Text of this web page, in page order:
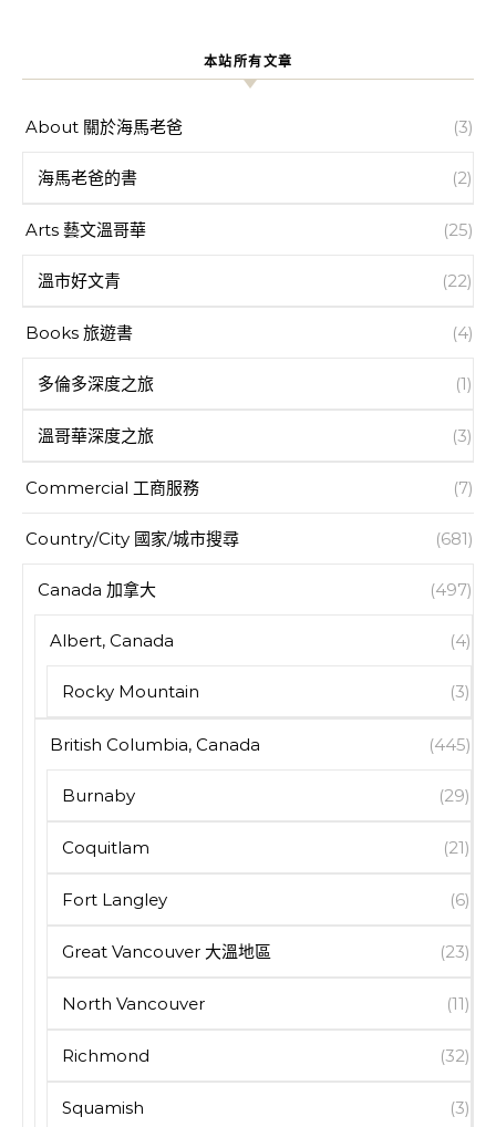
本站所有文章
About 關於海馬老爸 (3)
海馬老爸的書 (2)
Arts 藝文溫哥華 (25)
溫市好文青 (22)
Books 旅遊書 (4)
多倫多深度之旅 (1)
溫哥華深度之旅 (3)
Commercial 工商服務 (7)
Country/City 國家/城市搜尋 (681)
Canada 加拿大 (497)
Albert, Canada (4)
Rocky Mountain (3)
British Columbia, Canada (445)
Burnaby (29)
Coquitlam (21)
Fort Langley (6)
Great Vancouver 大溫地區 (23)
North Vancouver (11)
Richmond (32)
Squamish (3)